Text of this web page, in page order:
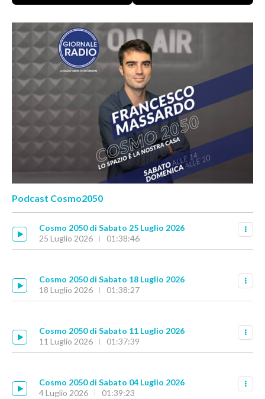
Podcast Cosmo2050
Cosmo 2050 di Sabato 25 Luglio 2026
25 Luglio 2026
01:38:46
Cosmo 2050 di Sabato 18 Luglio 2026
18 Luglio 2026
01:38:27
Cosmo 2050 di Sabato 11 Luglio 2026
11 Luglio 2026
01:37:39
Cosmo 2050 di Sabato 04 Luglio 2026
4 Luglio 2026
01:39:23